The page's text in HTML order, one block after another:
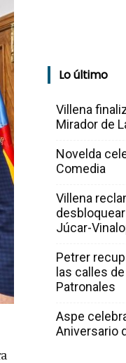
Lo último
Villena
Mirador de
Novelda
Comedia
Villena
Júcar-
Petrer
las calles
Patronales
Aspe
Aniversario